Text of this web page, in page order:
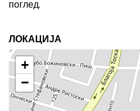
поглед.
ЛОКАЦИЈА
+
−